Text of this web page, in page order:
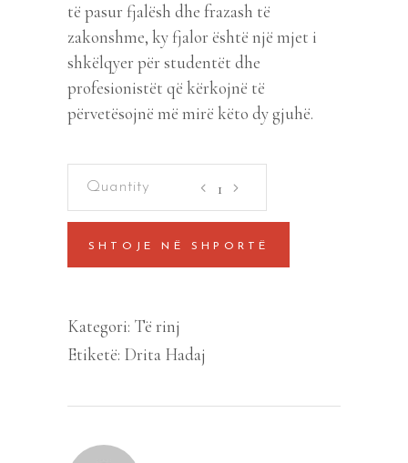
të pasur fjalësh dhe frazash të
zakonshme, ky fjalor është një mjet i
shkëlqyer për studentët dhe
profesionistët që kërkojnë të
përvetësojnë më mirë këto dy gjuhë.
shqip,
shqip-
SHTOJE NË SHPORTË
Kategori: Të rinj
Etiketë: Drita Hadaj